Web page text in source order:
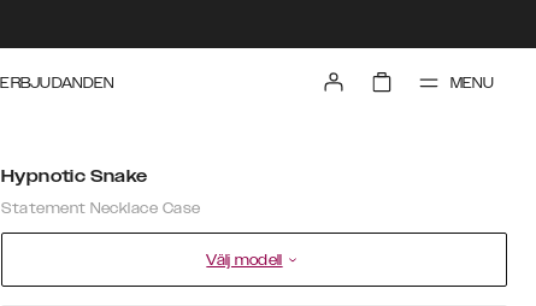
ERBJUDANDEN MENU
Hypnotic Snake
Statement Necklace Case
Välj modell